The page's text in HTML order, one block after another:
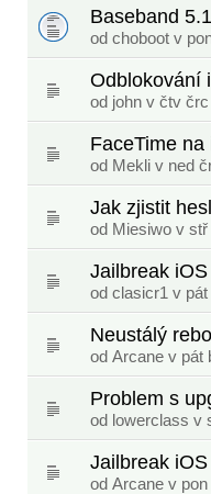
Baseband
od choboot v
Odblokování
od john v čtv črc
FaceTime
od Mekli v ned
Jak zjistit
od Miesiwo v stř
Jailbreak
od clasicr1 v pát
Neustálý
od Arcane v pát
Problem s
od lowerclass v
Jailbreak
od Arcane v pon